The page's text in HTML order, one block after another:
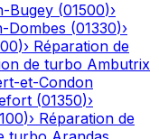
Bugey (01500)›
Dombes (01330)›
)› Réparation de
de turbo Ambutrix
et-Condon
(01350)›
)› Réparation de